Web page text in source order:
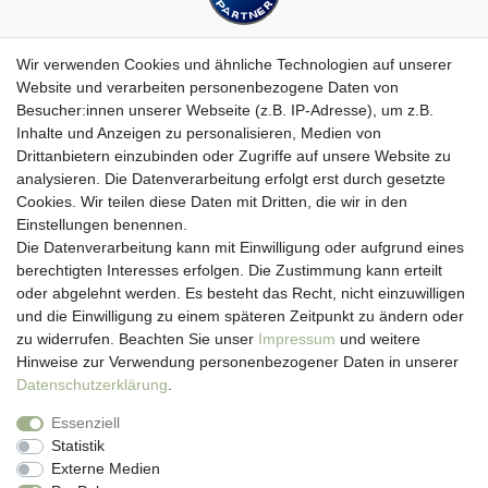
Kundenservice
Hotline: 07452 - 847 162 0
Kontakt
Anmelden
Registrieren
Newsletter
Versand & Lieferung
Zahlungsarten
viasalutis
Mehr zu viasalutis
Beratungscenter Haut
News
Beliebte Produkte (Top 20)
Wir verwenden Cookies und ähnliche Technologien auf unserer
Website und verarbeiten personenbezogene Daten von
Besucher:innen unserer Webseite (z.B. IP-Adresse), um z.B.
Inhalte und Anzeigen zu personalisieren, Medien von
Drittanbietern einzubinden oder Zugriffe auf unsere Website zu
analysieren. Die Datenverarbeitung erfolgt erst durch gesetzte
Cookies. Wir teilen diese Daten mit Dritten, die wir in den
Einstellungen benennen.
Die Datenverarbeitung kann mit Einwilligung oder aufgrund eines
berechtigten Interesses erfolgen. Die Zustimmung kann erteilt
oder abgelehnt werden. Es besteht das Recht, nicht einzuwilligen
und die Einwilligung zu einem späteren Zeitpunkt zu ändern oder
zu widerrufen. Beachten Sie unser Impressum und weitere
Hinweise zur Verwendung personenbezogener Daten in unserer
Daten­schutz­erklärung
Essenziell
Statistik
Externe Medien